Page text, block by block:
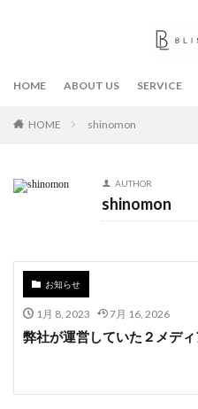
HOME ABOUT US SERVICE
HOME shinomon
AUTHOR
shinomon
お知らせ
1月 8, 2023 7月 16, 2026
弊社が運営していた２メデ